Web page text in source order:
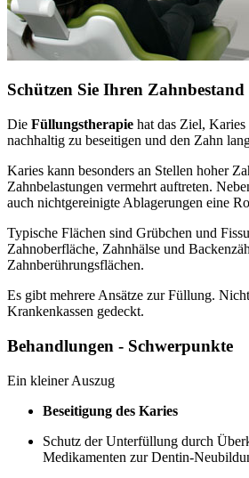
Schützen Sie Ihren Zahnbestand
Die Füllungstherapie hat das Ziel,
nachhaltig zu beseitigen und den Zahn
Karies kann besonders an Stellen hoher
Zahnbelastungen vermehrt auftreten.
auch nichtgereinigte Ablagerungen eine
Typische Flächen sind Grübchen und
Zahnoberfläche, Zahnhälse und
Zahnberührungsflächen.
Es gibt mehrere Ansätze zur Füllung.
Krankenkassen gedeckt.
Behandlungen - Schwerpunkte
Ein kleiner Auszug
Beseitigung des Karies
Schutz der Unterfüllung durch
Medikamenten zur Dentin-